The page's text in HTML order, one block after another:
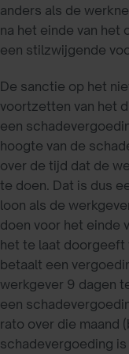
anders als de
na het einde van het
een stilzwijgende
De sanctie op het
voortzetten van het
een
hoogte van de
over de tijd dat de
te doen. Dat is dus
loon als de
doen voor het einde
het te laat doorgeeft
betaalt een
werkgever 9 dagen
een
rato over die maand
schadevergoeding